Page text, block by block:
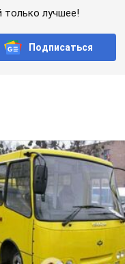
лучшее!
Подписаться